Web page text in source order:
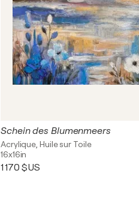
Schein des Blumenmeers
Acrylique, Huile sur Toile
16x16in
1 170 $US